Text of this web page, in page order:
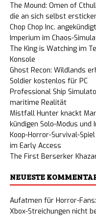
The Mound: Omen of
die an sich selbst
Chop Chop Inc.
Imperium im Chaos-
The King is Watching im
Konsole
Ghost Recon: Wildlands
Soldier kostenlos für PC
Professional Ship
maritime Realität
Mistfall Hunter knackt
kündigen Solo-Modus und
Koop-Horror-Survival-
im Early Access
The First Berserker
NEUESTE
Aufatmen für Horror-Fans:
Xbox-Streichungen nicht